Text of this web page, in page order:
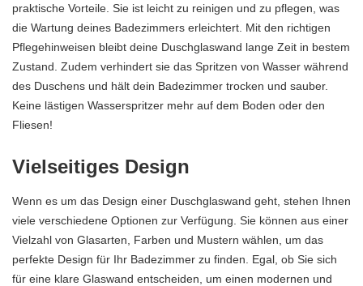
praktische Vorteile. Sie ist leicht zu reinigen und zu pflegen, was
die Wartung deines Badezimmers erleichtert. Mit den richtigen
Pflegehinweisen bleibt deine Duschglaswand lange Zeit in bestem
Zustand. Zudem verhindert sie das Spritzen von Wasser während
des Duschens und hält dein Badezimmer trocken und sauber.
Keine lästigen Wasserspritzer mehr auf dem Boden oder den
Fliesen!
Vielseitiges Design
Wenn es um das Design einer Duschglaswand geht, stehen Ihnen
viele verschiedene Optionen zur Verfügung. Sie können aus einer
Vielzahl von Glasarten, Farben und Mustern wählen, um das
perfekte Design für Ihr Badezimmer zu finden. Egal, ob Sie sich
für eine klare Glaswand entscheiden, um einen modernen und